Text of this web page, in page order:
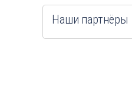
Наши партнёры